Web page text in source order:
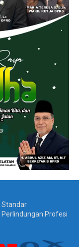
Standar
Perlindungan Profesi